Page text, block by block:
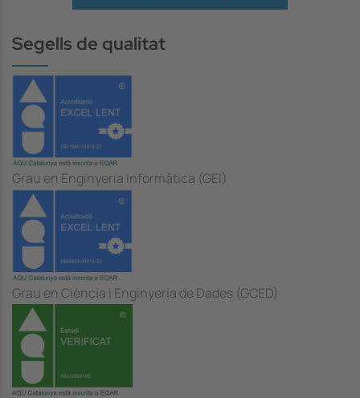
Segells de qualitat
Grau en Enginyeria Informàtica (GEI)
Grau en Ciència i Enginyeria de Dades (GCED)